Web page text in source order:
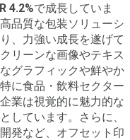
4.2%で成長していま
品質な包装ソリューシ
、力強い成長を遂げて
リーンな画像やテキス
グラフィックや鮮やか
に食品・飲料セクター
業は視覚的に魅力的な
しています。さらに、
発など、オフセット印